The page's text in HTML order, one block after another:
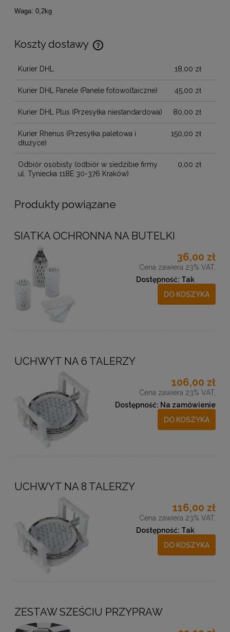
Waga: 0,2kg
Koszty dostawy
Cena nie zawiera ewentualnych kosztów płatności
Kurier DHL 18,00 zł
Kurier DHL Panele (Panele fotowoltaiczne) 45,00 zł
Kurier DHL Plus (Przesyłka niestandardowa) 80,00 zł
Kurier Rhenus (Przesyłka paletowa i
dłużyce)
150,00 zł
Odbiór osobisty (odbiór w siedzibie firmy
ul. Tyniecka 118E 30-376 Kraków)
0,00 zł
Produkty powiązane
SIATKA OCHRONNA NA BUTELKI
36,00 zł
Cena zawiera 23% VAT,
Dostępność: Tak
DO KOSZYKA
UCHWYT NA 6 TALERZY
106,00 zł
Cena zawiera 23% VAT,
Dostępność: Na zamówienie
DO KOSZYKA
UCHWYT NA 8 TALERZY
116,00 zł
Cena zawiera 23% VAT,
Dostępność: Tak
DO KOSZYKA
ZESTAW SZEŚCIU PRZYPRAW